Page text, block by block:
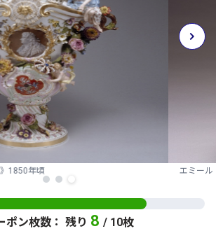
レ《薔薇文双耳扁壺》1901-04年
ポン枚数： 残り 8 / 10枚